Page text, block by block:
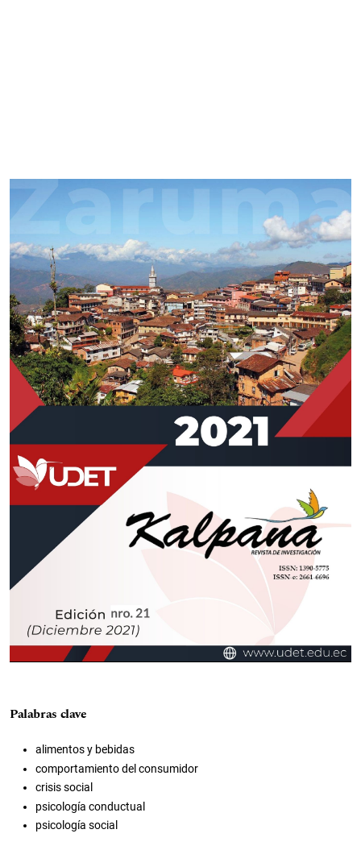
Imagen de portada
Palabras clave
alimentos y bebidas
comportamiento del consumidor
crisis social
psicología conductual
psicología social